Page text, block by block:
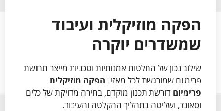
הפקה מוזיקלית ועיבוד
שמשדרים יוקרה
שילוב נכון של החלטות אמנותיות וטכניות מייצר תחושת
פרימיום שמורגשת לכל מאזין. הפקה מוזיקלית
פרימיום דורשת תכנון מוקדם, בחירה מדויקת של כלים
וסאונד, ושליטה בתהליך ההקלטה והעיבוד.